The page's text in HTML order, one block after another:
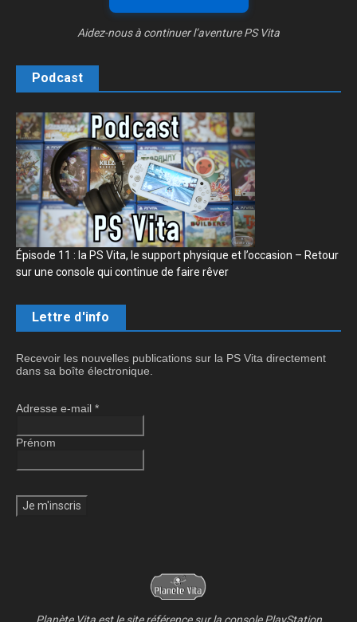
Aidez-nous à continuer l’aventure PS Vita
Podcast
Épisode 11 : la PS Vita, le support physique et l’occasion – Retour
sur une console qui continue de faire rêver
Lettre d'info
Recevoir les nouvelles publications sur la PS Vita directement
dans sa boîte électronique.
Adresse e-mail *
Prénom